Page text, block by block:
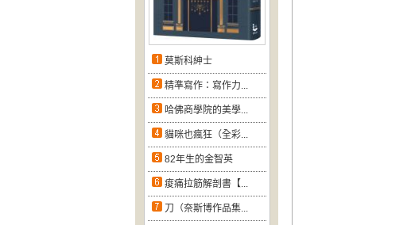
莫斯科紳士
精準寫作：寫作力...
哈佛商學院的美學...
貓咪也瘋狂（全彩...
82年生的金智英
痠痛拉筋解剖書【...
刀（奈斯博作品集...